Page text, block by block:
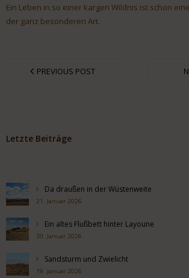
Ein Leben in so einer kargen Wildnis ist schon
der ganz besonderen Art.
PREVIOUS POST
Letzte Beiträge
Da draußen in der Wüstenweite
21. Januar 2026
Ein altes Flußbett hinter Layoune
20. Januar 2026
Sandsturm und Zwielicht
19. Januar 2026